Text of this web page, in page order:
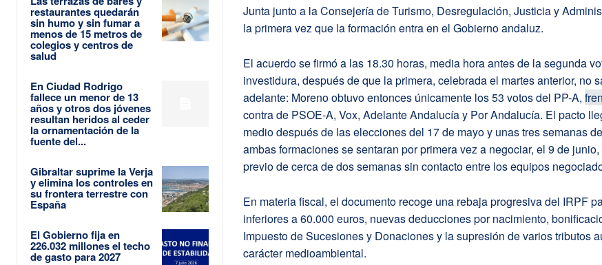
restaurantes quedarán
sin humo y sin fumar a
menos de 15 metros de
colegios y centros de
salud
En Ciudad Rodrigo
fallece un menor de 13
años y otros dos jóvenes
resultan heridos al ceder
la ornamentación de la
fuente del...
Gibraltar suprime la Verja
y elimina los controles en
su frontera terrestre con
España
El Gobierno fija en
226.032 millones el techo
de gasto para 2027
Junta junto a la Consejería de Turismo, Desregulación, Justicia y
la primera vez que la formación entra en el Gobierno andaluz.
El acuerdo se firmó a las 18.30 horas, media hora antes de la segunda
investidura, después de que la primera, celebrada el martes anterior, no
adelante: Moreno obtuvo entonces únicamente los 53 votos del PP-A,
contra de PSOE-A, Vox, Adelante Andalucía y Por Andalucía. El pacto
medio después de las elecciones del 17 de mayo y unas tres semanas
ambas formaciones se sentaran por primera vez a negociar, el 9 de
previo de cerca de dos semanas sin contacto entre los equipos
En materia fiscal, el documento recoge una rebaja progresiva del IRPF
inferiores a 60.000 euros, nuevas deducciones por nacimiento,
Impuesto de Sucesiones y Donaciones y la supresión de varios tributos
carácter medioambiental.